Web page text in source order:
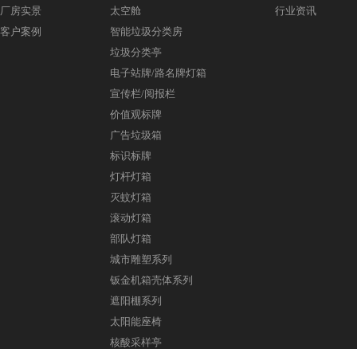
厂房实景
客户案例
太空舱
智能垃圾分类房
垃圾分类亭
电子站牌/路名牌灯箱
宣传栏/阅报栏
价值观标牌
广告垃圾箱
标识标牌
灯杆灯箱
灭蚊灯箱
滚动灯箱
部队灯箱
城市雕塑系列
钣金机箱壳体系列
遮阳棚系列
太阳能座椅
核酸采样亭
行业资讯